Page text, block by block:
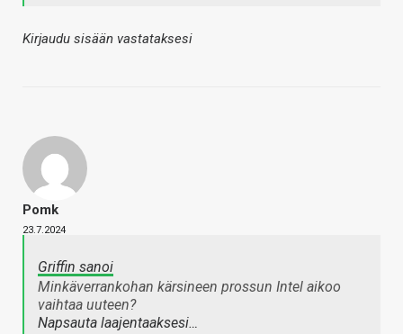
Kirjaudu sisään vastataksesi
Pomk
23.7.2024
Griffin sanoi
Minkäverrankohan kärsineen prossun Intel aikoo
vaihtaa uuteen?
Napsauta laajentaaksesi…